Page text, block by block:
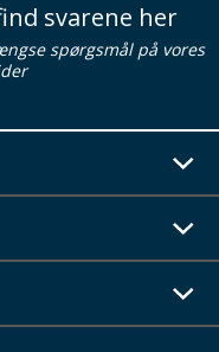
svarene her
spørgsmål på vores